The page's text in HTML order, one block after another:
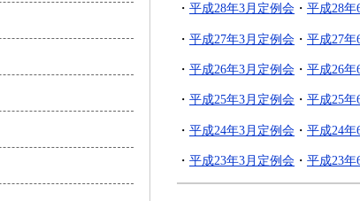
・ 平成28年3月定例会 ・ 平成28
・ 平成27年3月定例会 ・ 平成27
・ 平成26年3月定例会 ・ 平成26
・ 平成25年3月定例会 ・ 平成25
・ 平成24年3月定例会 ・ 平成24
・ 平成23年3月定例会 ・ 平成23